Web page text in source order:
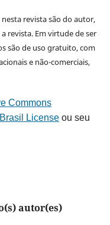
revista são do autor,
revista. Em virtude de ser
são de uso gratuito, com
e não-comerciais,
Commons
Licenseou seu
autor(es)